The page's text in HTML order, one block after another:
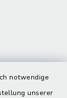
notwendige
unserer